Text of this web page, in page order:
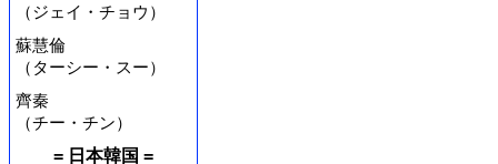
（ジェイ・チョウ）
蘇慧倫
（ターシー・スー）
齊秦
（チー・チン）
= 日本韓国 =